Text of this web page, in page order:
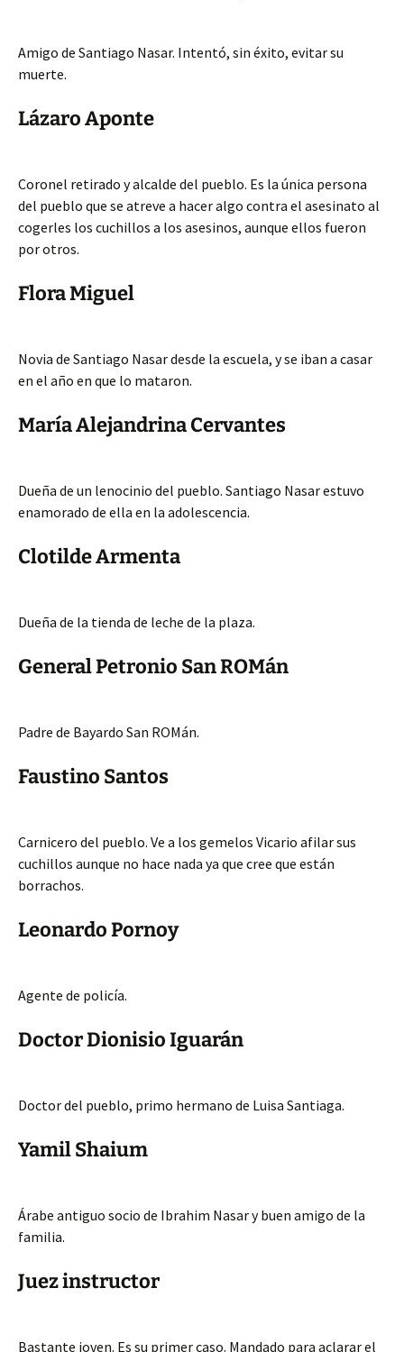
Amigo de Santiago Nasar. Intentó, sin éxito, evitar su
muerte.
Lázaro Aponte
Coronel retirado y alcalde del pueblo. Es la única persona
del pueblo que se atreve a hacer algo contra el asesinato al
cogerles los cuchillos a los asesinos, aunque ellos fueron
por otros.
Flora Miguel
Novia de Santiago Nasar desde la escuela, y se iban a casar
en el año en que lo mataron.
María Alejandrina Cervantes
Dueña de un lenocinio del pueblo. Santiago Nasar estuvo
enamorado de ella en la adolescencia.
Clotilde Armenta
Dueña de la tienda de leche de la plaza.
General Petronio San ROMán
Padre de Bayardo San ROMán.
Faustino Santos
Carnicero del pueblo. Ve a los gemelos Vicario afilar sus
cuchillos aunque no hace nada ya que cree que están
borrachos.
Leonardo Pornoy
Agente de policía.
Doctor Dionisio Iguarán
Doctor del pueblo, primo hermano de Luisa Santiaga.
Yamil Shaium
Árabe antiguo socio de Ibrahim Nasar y buen amigo de la
familia.
Juez instructor
Bastante joven. Es su primer caso. Mandado para aclarar el